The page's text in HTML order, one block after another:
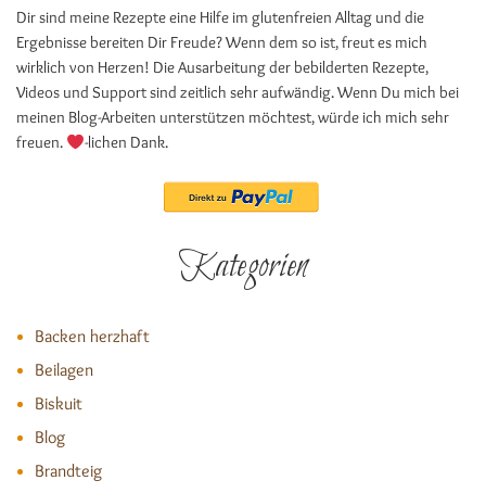
Dir sind meine Rezepte eine Hilfe im glutenfreien Alltag und die
Ergebnisse bereiten Dir Freude? Wenn dem so ist, freut es mich
wirklich von Herzen! Die Ausarbeitung der bebilderten Rezepte,
Videos und Support sind zeitlich sehr aufwändig. Wenn Du mich bei
meinen Blog-Arbeiten unterstützen möchtest, würde ich mich sehr
freuen.
-lichen Dank.
Kategorien
Backen herzhaft
Beilagen
Biskuit
Blog
Brandteig